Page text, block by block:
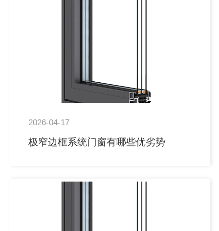
2026-04-17
极窄边框系统门窗有哪些优劣势